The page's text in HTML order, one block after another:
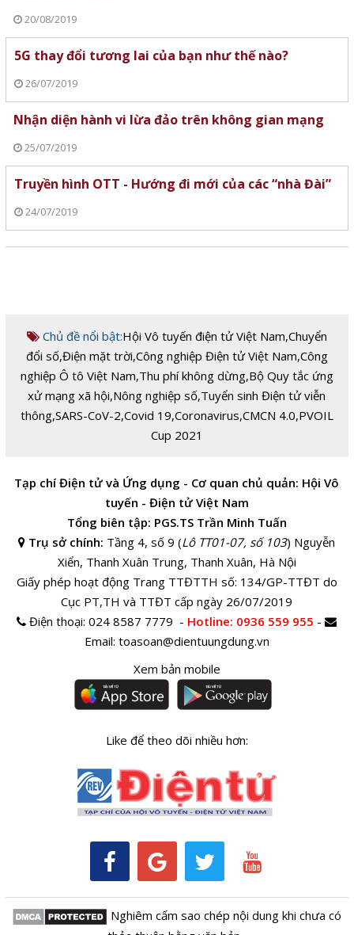
20/08/2019
5G thay đổi tương lai của bạn như thế nào?
26/07/2019
Nhận diện hành vi lừa đảo trên không gian mạng
25/07/2019
Truyền hình OTT - Hướng đi mới của các “nhà Đài”
24/07/2019
Chủ đề nổi bật:Hội Vô tuyến điện tử Việt Nam,Chuyển
đổi số,Điện mặt trời,Công nghiệp Điện tử Việt Nam,Công
nghiệp Ô tô Việt Nam,Thu phí không dừng,Bộ Quy tắc ứng
xử mạng xã hội,Nông nghiệp số,Tuyển sinh Điện tử viễn
thông,SARS-CoV-2,Covid 19,Coronavirus,CMCN 4.0,PVOIL
Cup 2021
Tạp chí Điện tử và Ứng dụng - Cơ quan chủ quản: Hội Vô
tuyến - Điện tử Việt Nam
Tổng biên tập: PGS.TS Trần Minh Tuấn
Trụ sở chính: Tầng 4, số 9 (Lô TT01-07, số 103) Nguyễn
Xiển, Thanh Xuân Trung, Thanh Xuân, Hà Nội
Giấy phép hoạt động Trang TTĐTTH số: 134/GP-TTĐT do
Cục PT,TH và TTĐT cấp ngày 26/07/2019
Điện thoại:024 8587 7779 - Hotline: 0936 559 955 -
Email: toasoan@dientuungdung.vn
Xem bản mobile
Like để theo dõi nhiều hơn:
Nghiêm cấm sao chép nội dung khi chưa có